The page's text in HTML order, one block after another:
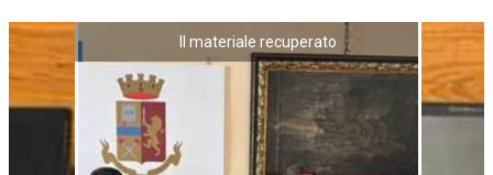
ACCEDI
Il materiale recuperato